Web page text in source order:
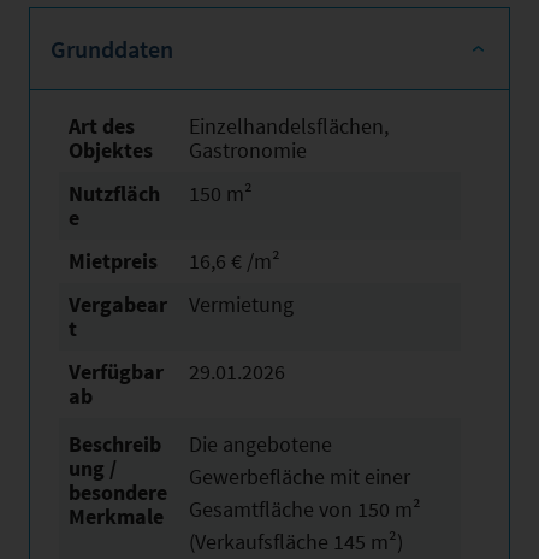
Grunddaten
Art des
Objektes
Einzelhandelsflächen,
Gastronomie
Nutzfläch
e
150 m²
Mietpreis
16,6 € /m²
Vergabear
t
Vermietung
Verfügbar
ab
29.01.2026
Beschreib
ung /
besondere
Merkmale
Die angebotene
Gewerbefläche mit einer
Gesamtfläche von 150 m²
(Verkaufsfläche 145 m²)